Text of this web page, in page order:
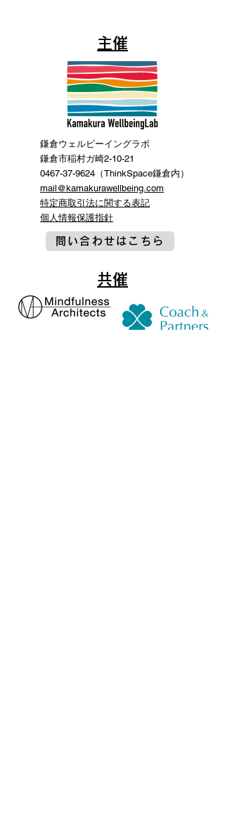
主催
鎌倉ウェルビーイングラボ
鎌倉市稲村ガ崎2-10-21
0467-37-9624（ThinkSpace鎌倉内）
mail@kamakurawellbeing.com
特定商取引法に関する表記
​個人情報保護指針
問い合わせはこちら
共催